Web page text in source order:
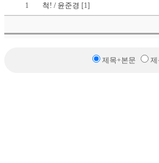
1 척! / 윤준경 [1]
제목+본문 제